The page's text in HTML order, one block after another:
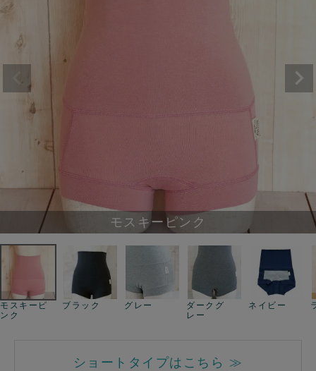
モスキーピンク
モスキーピ
ンク
ブラック グレー
ダークグ
レー
ネイビー
ショートタイプはこちら ≫